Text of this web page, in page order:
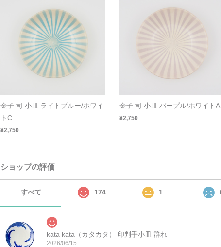
金子 司 小皿 ライトブルー/ホワイ
トC
¥2,750
金子 司 小皿 パープル/ホワイトA
¥2,750
ショップの評価
すべて 174 1
kata kata（カタカタ） 印判手小皿 群れ
2026/06/15